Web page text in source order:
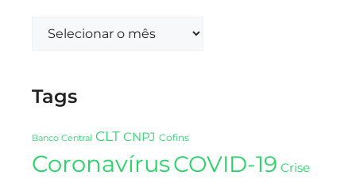
Tags
Banco Central CLT CNPJ Cofins
CoronavírusCOVID-19 Crise